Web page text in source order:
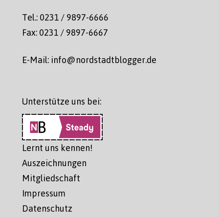
Tel.: 0231 / 9897-6666
Fax: 0231 / 9897-6667
E-Mail: info@nordstadtblogger.de
Unterstütze uns bei:
Lernt uns kennen!
Auszeichnungen
Mitgliedschaft
Impressum
Datenschutz